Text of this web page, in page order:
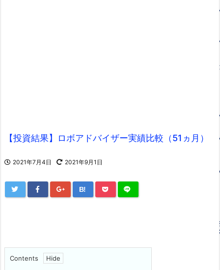
【投資結果】ロボアドバイザー実績比較（51ヵ月）
2021年7月4日 2021年9月1日
B!
Contents